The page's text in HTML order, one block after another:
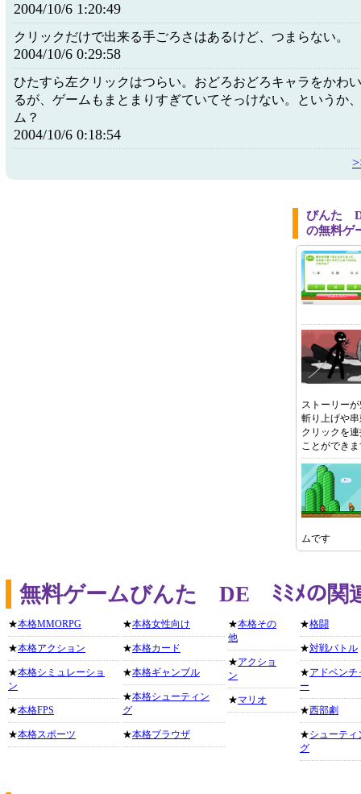
2004/10/6 1:20:49
クリックだけで出来る手ごろさはあるけど、つまらない。
2004/10/6 0:29:58
ひたすら左クリックはつらい。おどろおどろキャラをかわ
るが、ゲームもまとまりすぎていてそっけない。というか
ム？
2004/10/6 0:18:54
びんた
の無料ゲ
ストーリー
斬り上げや
クリックを
ことができ
ムです
無料ゲームびんた DE ﾐﾐﾒの関
★本格MMORPG
★本格アクション
★本格シミュレーショ
ン
★本格FPS
★本格スポーツ
★本格女性向け
★本格カード
★本格ギャンブル
★本格シューティン
グ
★本格ブラウザ
★本格その
他
★アクショ
ン
★マリオ
★格闘
★対戦バトル
★アドベンチ
ー
★西部劇
★シューティ
グ